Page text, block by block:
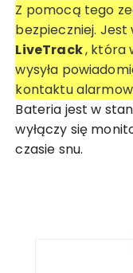
Z pomocą tego
bezpieczniej.
LiveTrack, która
wysyła
kontaktu
Bateria jest w
wyłączy się
czasie snu.